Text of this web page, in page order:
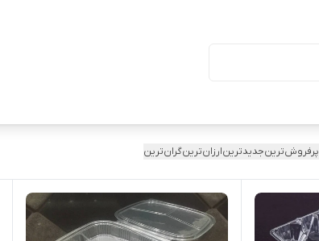
پرفروش‌ترینجدیدترینارزان‌ترینگران‌ترین